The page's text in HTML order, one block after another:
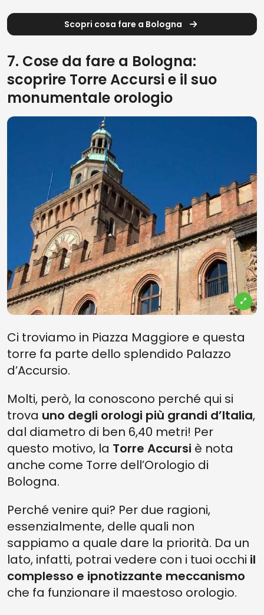
Scopri cosa fare a Bologna
7. Cose da fare a Bologna:
scoprire Torre Accursi e il suo
monumentale orologio
Ci troviamo in Piazza Maggiore e questa
torre fa parte dello splendido Palazzo
d’Accursio.
Molti, però, la conoscono perché qui si
trova uno degli orologi più grandi d’Italia,
dal diametro di ben 6,40 metri! Per
questo motivo, la Torre Accursi è nota
anche come Torre dell’Orologio di
Bologna.
Perché venire qui? Per due ragioni,
essenzialmente, delle quali non
sappiamo a quale dare la priorità. Da un
lato, infatti, potrai vedere con i tuoi occhi il
complesso e ipnotizzante meccanismo
che fa funzionare il maestoso orologio.